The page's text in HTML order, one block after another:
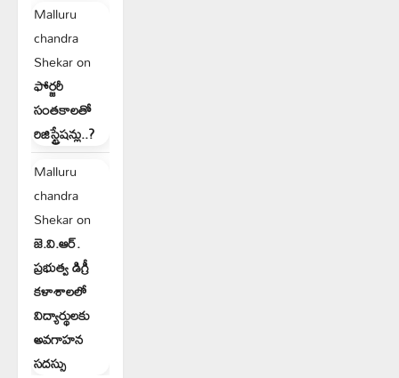
Malluru
chandra
Shekaron
ఫోర్జరీ
సంతకాలతో
రిజిస్ట్రేషన్లు..?
Malluru
chandra
Shekaron
జె.వి.ఆర్.
ప్రభుత్వ డిగ్రీ
కళాశాలలో
విద్యార్థులకు
అవగాహన
సదస్సు